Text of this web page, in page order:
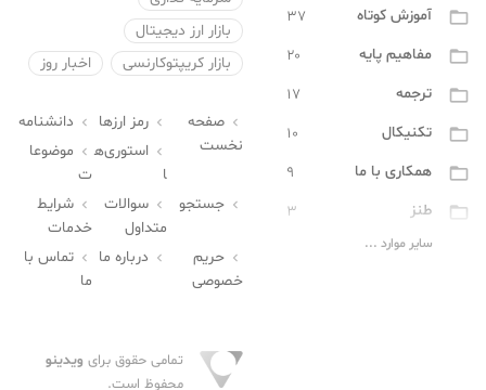
 آموزش کوتاه ۳۷
 مفاهیم پایه ۲۰
 ترجمه ۱۷
 تکنیکال ۱۰
 همکاری با ما ۹
 طنز ۳
مفاهیم پیشرفته
سایر موارد ...
بازار ارز دیجیتال
بازار کریپتوکارنسی
اخبار روز
 صفحه
نخست
 رمز ارزها  دانشنامه

استوری‌ه
ا

موضوعا
ت
 جستجو  سوالات
متداول
 شرایط
خدمات
 حریم
خصوصی
 درباره ما  تماس با
ما
تمامی حقوق برای ویدینو
محفوظ است.